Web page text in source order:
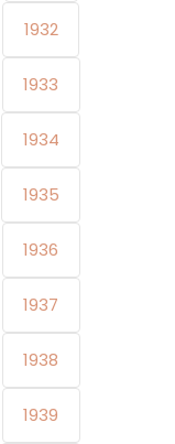
1932
1933
1934
1935
1936
1937
1938
1939